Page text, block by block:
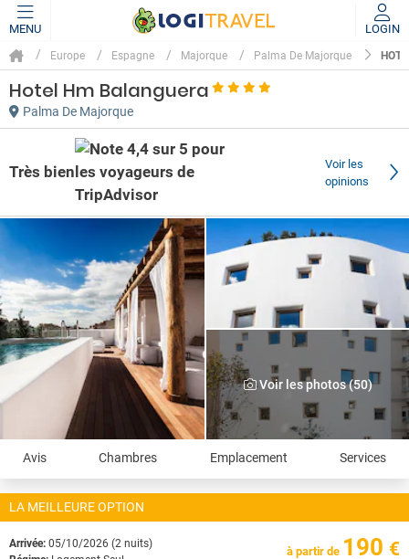
MENU LOGIN
Europe Espagne Majorque Palma De Majorque
Hotel Hm Balanguera
Palma De Majorque
Très bien
Voir les
opinions
Voir les photos (50)
Avis Chambres Emplacement Services
LA MEILLEURE OPTION
Arrivée: 05/10/2026 (2 nuits)
à partir de 190 €